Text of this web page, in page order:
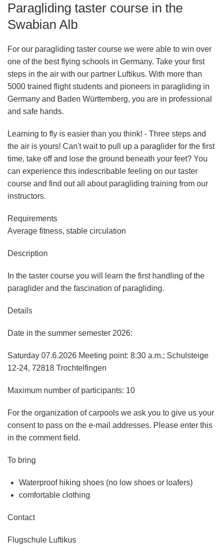
Paragliding taster course in the
Swabian Alb
For our paragliding taster course we were able to win over
one of the best flying schools in Germany. Take your first
steps in the air with our partner Luftikus. With more than
5000 trained flight students and pioneers in paragliding in
Germany and Baden Württemberg, you are in professional
and safe hands.
Learning to fly is easier than you think! - Three steps and
the air is yours! Can't wait to pull up a paraglider for the first
time, take off and lose the ground beneath your feet? You
can experience this indescribable feeling on our taster
course and find out all about paragliding training from our
instructors.
Requirements
Average fitness, stable circulation
Description
In the taster course you will learn the first handling of the
paraglider and the fascination of paragliding.
Details
Date in the summer semester 2026:
Saturday 07.6.2026 Meeting point: 8:30 a.m.; Schulsteige
12-24, 72818 Trochtelfingen
Maximum number of participants: 10
For the organization of carpools we ask you to give us your
consent to pass on the e-mail addresses. Please enter this
in the comment field.
To bring
Waterproof hiking shoes (no low shoes or loafers)
comfortable clothing
Contact
Flugschule Luftikus